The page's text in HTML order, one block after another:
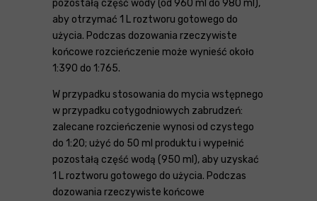
pozostałą część wody (od 960 ml do 980 ml),
aby otrzymać 1 L roztworu gotowego do
użycia. Podczas dozowania rzeczywiste
końcowe rozcieńczenie może wynieść około
1:390 do 1:765.
W przypadku stosowania do mycia wstępnego
w przypadku cotygodniowych zabrudzeń:
zalecane rozcieńczenie wynosi od czystego
do 1:20; użyć do 50 ml produktu i wypełnić
pozostałą część wodą (950 ml), aby uzyskać
1 L roztworu gotowego do użycia. Podczas
dozowania rzeczywiste końcowe